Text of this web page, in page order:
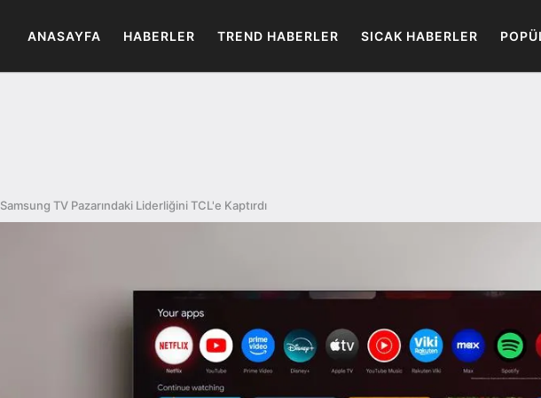
ANASAYFA HABERLER TREND HABERLER SICAK HABERLER
Samsung TV Pazarındaki Liderliğini TCL'e Kaptırdı